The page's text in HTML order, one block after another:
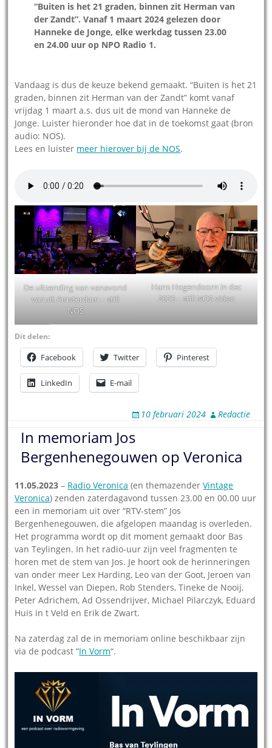
“Buiten is het 21 graden, binnen zit Herman van
der Zandt”. Vanaf 1 maart 2024 gelezen door
Hanneke de Jonge, elke werkdag tussen 23.00
en 24.00 uur op NPO Radio 1.
Vandaag is dus de keuze bekend gemaakt. “Buiten is het 21
graden, binnen zit Herman van der Zandt” komt vanaf
vrijdag 1 maart a.s. dus uit de mond van Hanneke de
Jonge. Luister hieronder hoe dat in de toekomst gaat (bron
audio: NOS).
Lees en luister meer hierover bij de NOS.
De uitzending van vanavond
vanuit Amsterdam – still
NOS
Hans Hogendoorn in dec
2023 – still NOS video
Dit delen:
Facebook Twitter Pinterest
LinkedIn E-mail
10 februari 2024 Redactie
In memoriam Jos
Bergenhenegouwen op Veronica
11.05.2023 – Radio Veronica (en themazenderVintage
Veronica) zenden zaterdagavond tussen 23.00 en 00.00 uur
een in memoriam uit over “RTV-stem” Jos
Bergenhenegouwen, die afgelopen maandag is overleden.
Het programma wordt op dit moment gemaakt door Bas
van Teylingen. In het radio-uur zijn veel fragmenten te
horen met de stem van Jos. Je hoort ook de herinneringen
van onder meer Lex Harding, Leo van der Goot, Jeroen van
Inkel, Wessel van Diepen, Rob Stenders, Tineke de Nooij,
Peter Adrichem, Ad Ossendrijver, Michael Pilarczyk, Eduard
Huis in t Veld en Erik de Zwart.
Na zaterdag zal de in memoriam online beschikbaar zijn
via de podcast “In Vorm“.